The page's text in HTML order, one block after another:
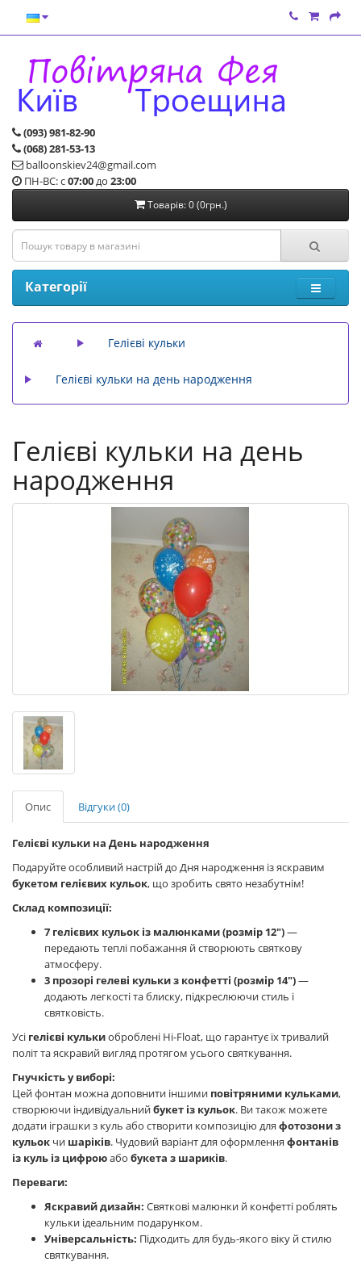
(093) 981-82-90
(068) 281-53-13
balloonskiev24@gmail.com
ПН-ВС: с07:00до 23:00
Товарів: 0 (0грн.)
Категорії
Гелієві кульки
Гелієві кульки на день народження
Гелієві кульки на день
народження
Опис Відгуки (0)
Гелієві кульки на День народження
Подаруйте особливий настрій до Дня народження із яскравим
букетом гелієвих кульок, що зробить свято незабутнім!
Склад композиції:
7 гелієвих кульок із малюнками (розмір 12")—
передають теплі побажання й створюють святкову
атмосферу.
3 прозорі гелеві кульки з конфетті (розмір 14")—
додають легкості та блиску, підкреслюючи стиль і
святковість.
Усі гелієві кулькиоброблені Hi-Float, що гарантує їх тривалий
політ та яскравий вигляд протягом усього святкування.
Гнучкість у виборі:
Цей фонтан можна доповнити іншими повітряними кульками,
створюючи індивідуальнийбукет із кульок. Ви також можете
додати іграшки з куль або створити композицію для фотозони з
кульок чи шаріків. Чудовий варіант для оформлення фонтанів
із куль із цифроюабо букета з шариків.
Переваги:
Яскравий дизайн: Святкові малюнки й конфетті роблять
кульки ідеальним подарунком.
Універсальність: Підходить для будь-якого віку й стилю
святкування.